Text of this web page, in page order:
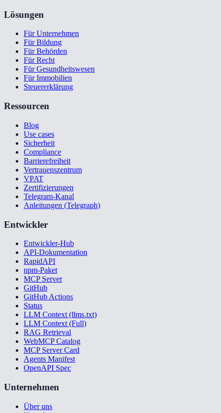
Lösungen
Für Unternehmen
Für Bildung
Für Behörden
Für Recht
Für Gesundheitswesen
Für Immobilien
Steuererklärung
Ressourcen
Blog
Use cases
Sicherheit
Compliance
Barrierefreiheit
Vertrauenszentrum
VPAT
Zertifizierungen
Telegram-Kanal
Anleitungen (Telegraph)
Entwickler
Entwickler-Hub
API-Dokumentation
RapidAPI
npm-Paket
MCP Server
GitHub
GitHub Actions
Status
LLM Context (llms.txt)
LLM Context (Full)
RAG Retrieval
WebMCP Catalog
MCP Server Card
Agents Manifest
OpenAPI Spec
Unternehmen
Über uns